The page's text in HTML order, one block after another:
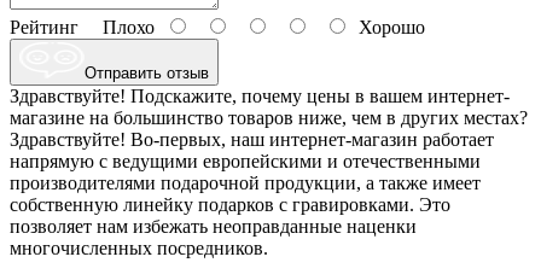
Рейтинг Плохо Хорошо
Отправить отзыв
Здравствуйте! Подскажите, почему цены в вашем интернет-
магазине на большинство товаров ниже, чем в других местах?
Здравствуйте! Во-первых, наш интернет-магазин работает
напрямую с ведущими европейскими и отечественными
производителями подарочной продукции, а также имеет
собственную линейку подарков с гравировками. Это
позволяет нам избежать неоправданные наценки
многочисленных посредников.